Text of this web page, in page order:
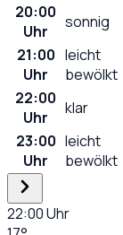
20:00
Uhr
sonnig
21:00
Uhr
leicht
bewölkt
22:00
Uhr
klar
23:00
Uhr
leicht
bewölkt
22:00Uhr